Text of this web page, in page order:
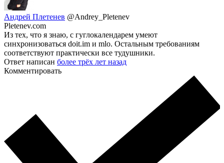
Андрей Плетенев @Andrey_Pletenev
Pletenev.com
Из тех, что я знаю, с гуглокалендарем умеют
синхронизоваться doit.im и mlo. Остальным требованиям
соответствуют практически все тудушники.
Ответ написан более трёх лет назад
Комментировать